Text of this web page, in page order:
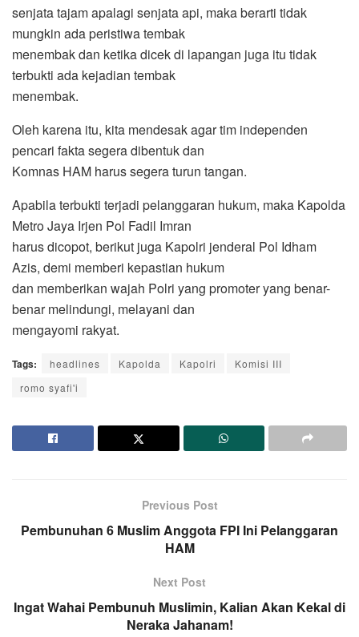
senjata tajam apalagi senjata api, maka berarti tidak
mungkin ada peristiwa tembak
menembak dan ketika dicek di lapangan juga itu tidak
terbukti ada kejadian tembak
menembak.
Oleh karena itu, kita mendesak agar tim independen
pencari fakta segera dibentuk dan
Komnas HAM harus segera turun tangan.
Apabila terbukti terjadi pelanggaran hukum, maka Kapolda
Metro Jaya Irjen Pol Fadil Imran
harus dicopot, berikut juga Kapolri jenderal Pol Idham
Azis, demi memberi kepastian hukum
dan memberikan wajah Polri yang promoter yang benar-
benar melindungi, melayani dan
mengayomi rakyat.
Tags: headlines Kapolda Kapolri
Komisi III
romo syafi'i
Previous Post
Pembunuhan 6 Muslim Anggota FPI Ini Pelanggaran
HAM
Next Post
Ingat Wahai Pembunuh Muslimin, Kalian Akan Kekal di
Neraka Jahanam!